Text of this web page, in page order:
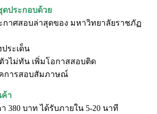
ดประกอบด้วย
กาศสอบล่าสุดของ มหาวิทยาลัยราชภัฏ
ระเด็น
วไม่ทัน เพิ่มโอกาสสอบติด
คการสอบสัมภาษณ์
ค้า
า 380 บาท ได้รับภายใน 5-20 นาที